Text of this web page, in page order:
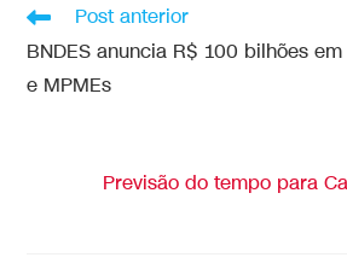
Post anterior
BNDES anuncia R$ 100 bilhões
e MPMEs
Previsão do tempo para